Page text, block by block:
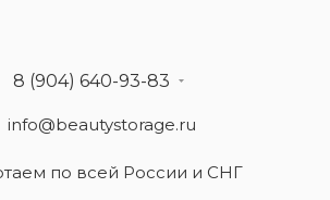
8 (904) 640-93-83
info@beautystorage.ru
по всей России и СНГ